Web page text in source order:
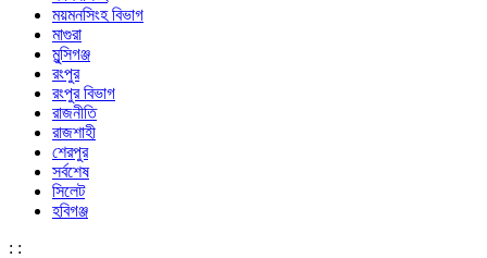
ময়মনসিংহ বিভাগ
মাগুরা
মুন্সিগঞ্জ
রংপুর
রংপুর বিভাগ
রাজনীতি
রাজশাহী
শেরপুর
সর্বশেষ
সিলেট
হবিগঞ্জ
: :